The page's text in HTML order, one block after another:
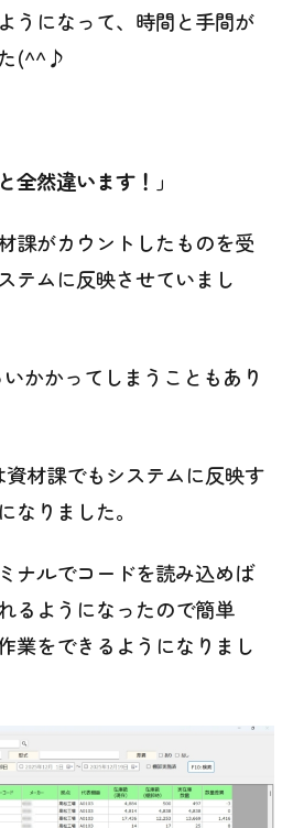
うになって、時間と手間が
(^^♪
全然違います！」
課がカウントしたものを受
テムに反映させていまし
かかってしまうこともあり
材課でもシステムに反映す
なりました。
ナルでコードを読み込めば
るようになったので簡単
業をできるようになりまし